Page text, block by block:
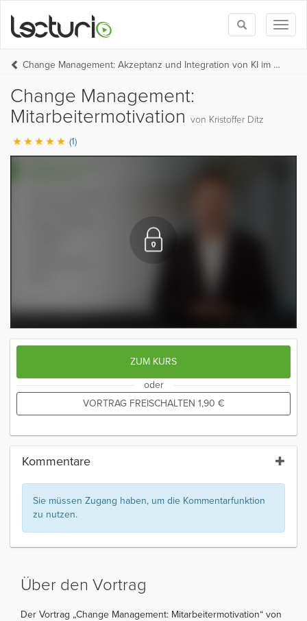
Toggle
search
Change Management: Akzeptanz und Integration von KI im Unternehmen
Change Management:
Mitarbeitermotivation von Kristoffer Ditz
(1)
ZUM KURS
oder
VORTRAG FREISCHALTEN 1,90 €
Kommentare
Sie müssen Zugang haben, um die Kommentarfunktion
zu nutzen.
Über den Vortrag
Der Vortrag „Change Management: Mitarbeitermotivation“ von